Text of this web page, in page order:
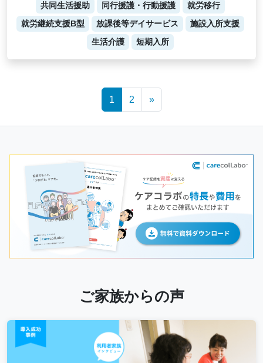
共同生活援助 同行援護・行動援護
就労移行
就労継続支援B型
放課後等デイサービス
施設入所支援
生活介護
短期入所
1 2 »
ご家族からの声